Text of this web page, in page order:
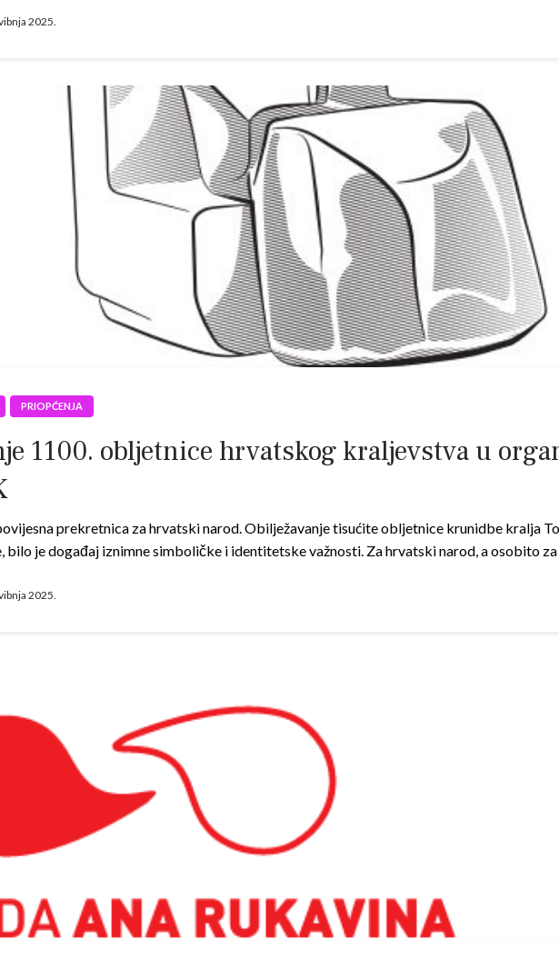
2025.
PRIOPĆENJA
1100. obljetnice hrvatskog kraljevstva u
prekretnica za hrvatski narod. Obilježavanje tisućite obljetnice krunidbe kralja
bilo je događaj iznimne simboličke i identitetske važnosti. Za hrvatski narod, a osobito
2025.